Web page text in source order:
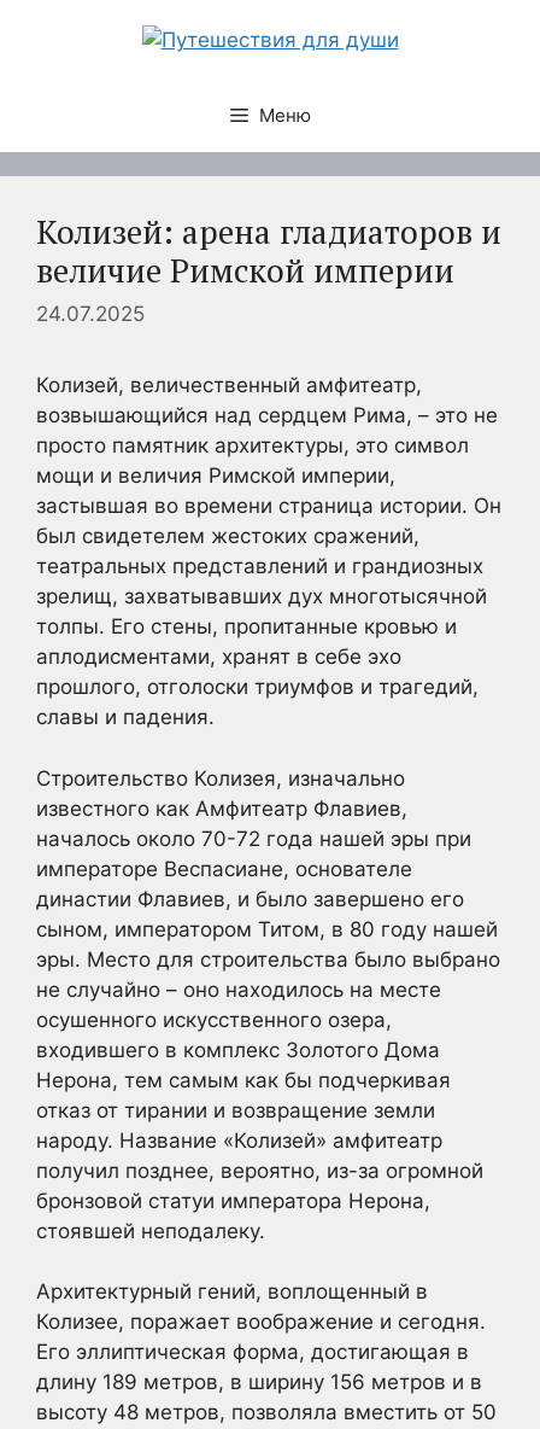
Меню
Колизей: арена гладиаторов и
величие Римской империи
24.07.2025
Колизей, величественный амфитеатр,
возвышающийся над сердцем Рима, – это не
просто памятник архитектуры, это символ
мощи и величия Римской империи,
застывшая во времени страница истории. Он
был свидетелем жестоких сражений,
театральных представлений и грандиозных
зрелищ, захватывавших дух многотысячной
толпы. Его стены, пропитанные кровью и
аплодисментами, хранят в себе эхо
прошлого, отголоски триумфов и трагедий,
славы и падения.
Строительство Колизея, изначально
известного как Амфитеатр Флавиев,
началось около 70-72 года нашей эры при
императоре Веспасиане, основателе
династии Флавиев, и было завершено его
сыном, императором Титом, в 80 году нашей
эры. Место для строительства было выбрано
не случайно – оно находилось на месте
осушенного искусственного озера,
входившего в комплекс Золотого Дома
Нерона, тем самым как бы подчеркивая
отказ от тирании и возвращение земли
народу. Название «Колизей» амфитеатр
получил позднее, вероятно, из-за огромной
бронзовой статуи императора Нерона,
стоявшей неподалеку.
Архитектурный гений, воплощенный в
Колизее, поражает воображение и сегодня.
Его эллиптическая форма, достигающая в
длину 189 метров, в ширину 156 метров и в
высоту 48 метров, позволяла вместить от 50